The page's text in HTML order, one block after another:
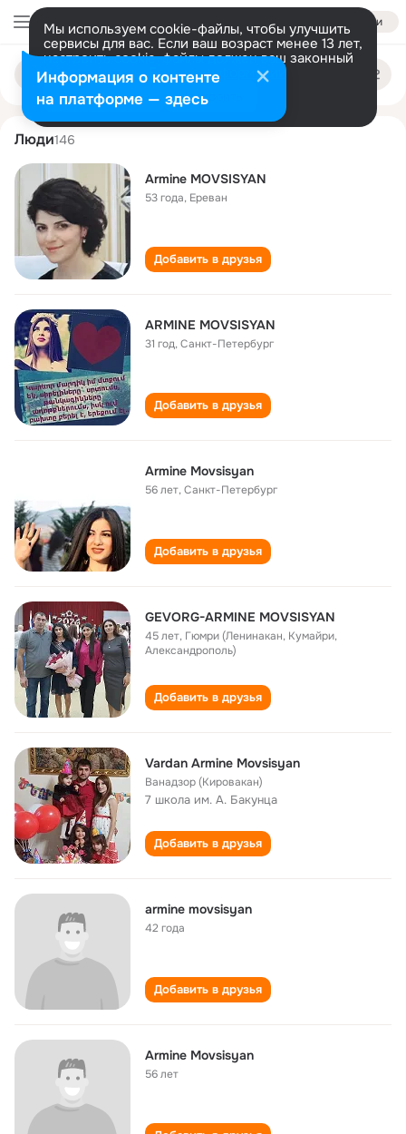
Войти
Мы используем cookie-файлы, чтобы улучшить
сервисы для вас. Если ваш возраст менее 13 лет,
настроить cookie-файлы должен ваш законный
представитель. Больше информации
Разрешить все Настроить
Поиск
людям
armine movsisyan
Люди146
Armine MOVSISYAN
53 года, Ереван
Добавить в друзья
ARMINE MOVSISYAN
31 год,Санкт-Петербург
Добавить в друзья
Armine Movsisyan
56 лет,Санкт-Петербург
Добавить в друзья
GEVORG-ARMINE MOVSISYAN
45 лет, Гюмри (Ленинакан, Кумайри,
Александрополь)
Добавить в друзья
Vardan Armine Movsisyan
Ванадзор (Кировакан)
7 школа им. А. Бакунца
Добавить в друзья
armine movsisyan
42 года
Добавить в друзья
Armine Movsisyan
56 лет
Информация о контенте
на платформе — здесь